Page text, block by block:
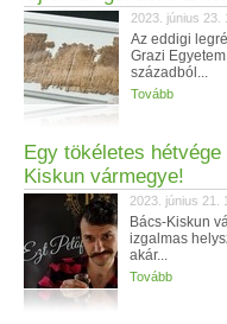
2023. június 23.
Az eddigi
Grazi
századból...
Tovább
Egy tökéletes
Kiskun vármegye!
2023. június 21.
Bács-Kiskun
izgalmas
akár...
Tovább